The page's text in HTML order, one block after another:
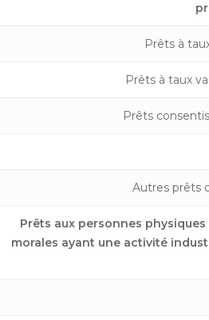
Prêts à
Prêts à taux
Prêts
Autres prêts
Prêts aux personnes
morales ayant une activité